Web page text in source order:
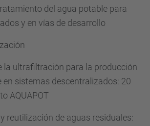
del agua potable para
y en vías de desarrollo
la ultrafiltración para la producción
en sistemas descentralizados: 20
AQUAPOT
reutilización de aguas residuales: